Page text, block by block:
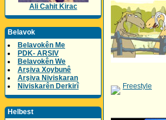
Ali Cahit Kirac
Belavok
Belavokên Me
PDK- ARSIV
Belavokên We
Arşiva Xoybunê
Arşiva Niviskaran
Niviskarên Derkirî
Helbest
Freestyle